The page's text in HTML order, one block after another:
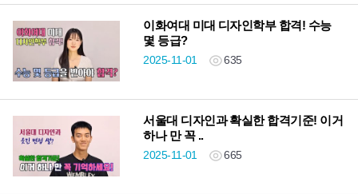
이화여대 미대 디자인학부 합격! 수능
몇 등급?
2025-11-01 635
서울대 디자인과 확실한 합격기준! 이거
하나 만 꼭 ..
2025-11-01 665